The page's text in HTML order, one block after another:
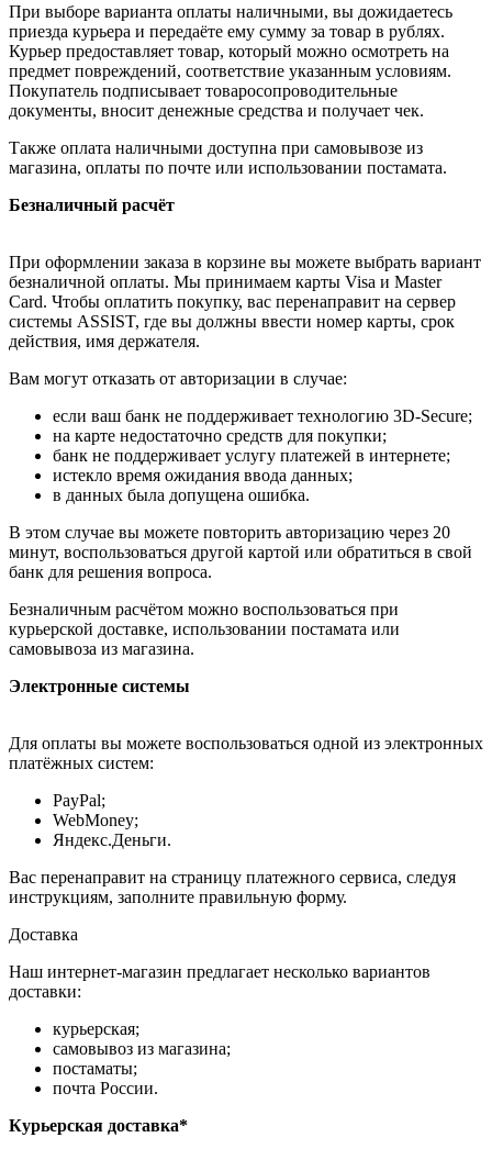
При выборе варианта оплаты наличными, вы дожидаетесь
приезда курьера и передаёте ему сумму за товар в рублях.
Курьер предоставляет товар, который можно осмотреть на
предмет повреждений, соответствие указанным условиям.
Покупатель подписывает товаросопроводительные
документы, вносит денежные средства и получает чек.
Также оплата наличными доступна при самовывозе из
магазина, оплаты по почте или использовании постамата.
Безналичный расчёт
При оформлении заказа в корзине вы можете выбрать вариант
безналичной оплаты. Мы принимаем карты Visa и Master
Card. Чтобы оплатить покупку, вас перенаправит на сервер
системы ASSIST, где вы должны ввести номер карты, срок
действия, имя держателя.
Вам могут отказать от авторизации в случае:
если ваш банк не поддерживает технологию 3D-Secure;
на карте недостаточно средств для покупки;
банк не поддерживает услугу платежей в интернете;
истекло время ожидания ввода данных;
в данных была допущена ошибка.
В этом случае вы можете повторить авторизацию через 20
минут, воспользоваться другой картой или обратиться в свой
банк для решения вопроса.
Безналичным расчётом можно воспользоваться при
курьерской доставке, использовании постамата или
самовывоза из магазина.
Электронные системы
Для оплаты вы можете воспользоваться одной из электронных
платёжных систем:
PayPal;
WebMoney;
Яндекс.Деньги.
Вас перенаправит на страницу платежного сервиса, следуя
инструкциям, заполните правильную форму.
Доставка
Наш интернет-магазин предлагает несколько вариантов
доставки:
курьерская;
самовывоз из магазина;
постаматы;
почта России.
Курьерская доставка*